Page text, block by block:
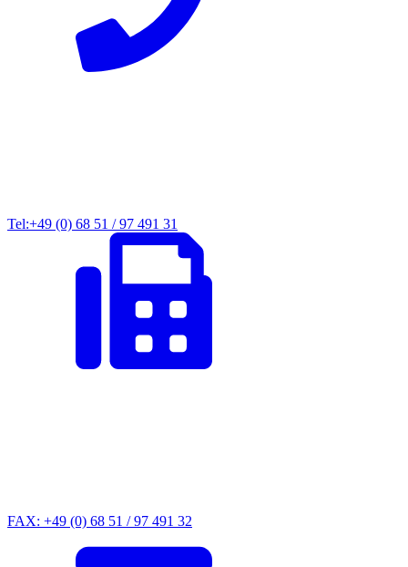
Tel:+49 (0) 68 51 / 97 491 31
FAX: +49 (0) 68 51 / 97 491 32